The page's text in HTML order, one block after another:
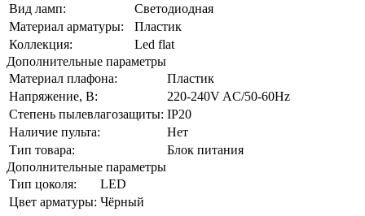
Вид ламп:
Светодиодная
Материал арматуры:
Пластик
Коллекция:
Led flat
Дополнительные параметры
Материал плафона:
Пластик
Напряжение, В:
220-240V AC/50-60Hz
Степень пылевлагозащиты: IP20
Наличие пульта:
Нет
Тип товара:
Блок питания
Дополнительные параметры
Тип цоколя:
LED
Цвет арматуры: Чёрный